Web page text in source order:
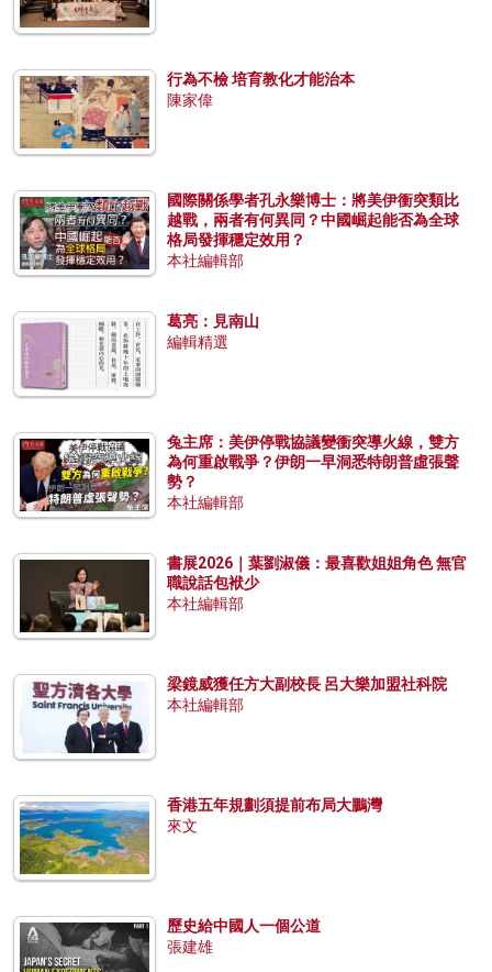
行為不檢 培育教化才能治本
陳家偉
國際關係學者孔永樂博士：將美伊衝突類比
越戰，兩者有何異同？中國崛起能否為全球
格局發揮穩定效用？
本社編輯部
葛亮：見南山
編輯精選
兔主席：美伊停戰協議變衝突導火線，雙方
為何重啟戰爭？伊朗一早洞悉特朗普虛張聲
勢？
本社編輯部
書展2026｜葉劉淑儀：最喜歡姐姐角色 無官
職說話包袱少
本社編輯部
梁鏡威獲任方大副校長 呂大樂加盟社科院
本社編輯部
香港五年規劃須提前布局大鵬灣
來文
歷史給中國人一個公道
張建雄